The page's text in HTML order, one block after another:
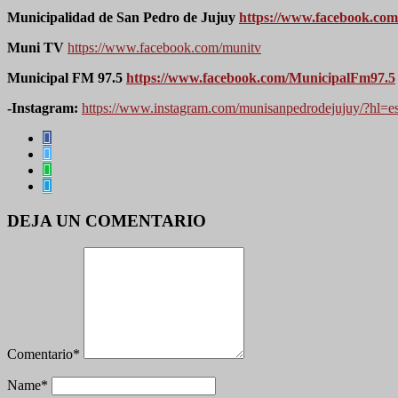
Municipalidad de San Pedro de Jujuy https://
Muni TV https://www.facebook.com/munitv
Municipal FM 97.5 https://www.facebook.com/MunicipalFm97.5
-Instagram: https://www.instagram.com/munisanpedrodejujuy/
DEJA UN COMENTARIO
Comentario*
Name*